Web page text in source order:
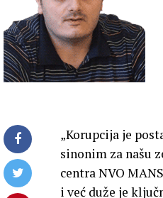
„Korupcija je
sinonim za našu
centra NVO
i već duže je